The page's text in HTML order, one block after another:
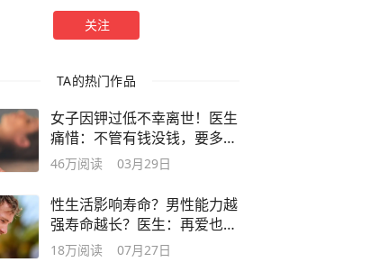
关注
TA的热门作品
女子因钾过低不幸离世！医生
痛惜：不管有钱没钱，要多吃
这几物
46万阅读 03月29日
性生活影响寿命？男性能力越
强寿命越长？医生：再爱也要
懂节制
18万阅读 07月27日